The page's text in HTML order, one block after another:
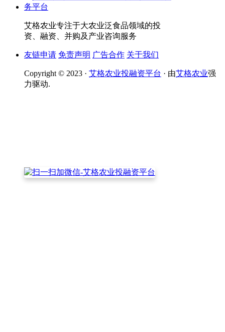
艾格农业专注于大农业泛食品领域的投
资、融资、并购及产业咨询服务
友链申请 免责声明 广告合作 关于我们
Copyright © 2023 · 艾格农业投融资平台 · 由艾格农业强
力驱动.